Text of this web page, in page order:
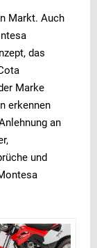
Markt. Auch
das
Marke
erkennen
an
und